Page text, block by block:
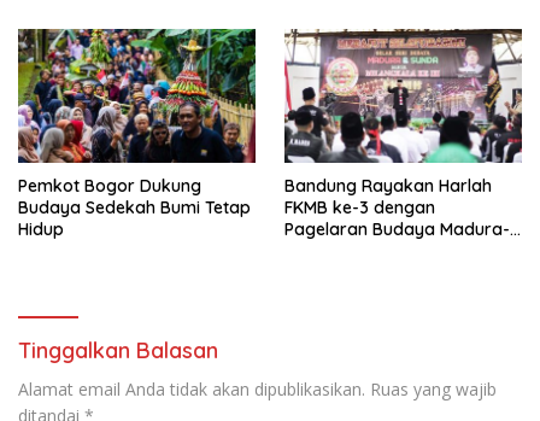
Pemkot Bogor Dukung
Budaya Sedekah Bumi Tetap
Hidup
Bandung Rayakan Harlah
FKMB ke-3 dengan
Pagelaran Budaya Madura-
Tinggalkan Balasan
Alamat email Anda tidak akan dipublikasikan. Ruas yang wajib
ditandai *